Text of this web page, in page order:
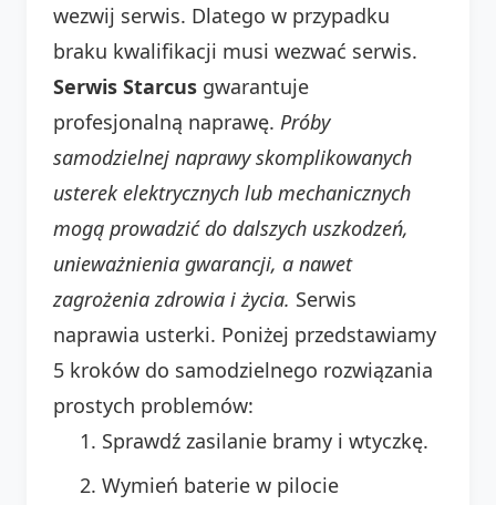
wezwij serwis. Dlatego w przypadku
braku kwalifikacji musi wezwać serwis.
Serwis Starcus gwarantuje
profesjonalną naprawę. Próby
samodzielnej naprawy skomplikowanych
usterek elektrycznych lub mechanicznych
mogą prowadzić do dalszych uszkodzeń,
unieważnienia gwarancji, a nawet
zagrożenia zdrowia i życia. Serwis
naprawia usterki. Poniżej przedstawiamy
5 kroków do samodzielnego rozwiązania
prostych problemów:
Sprawdź zasilanie bramy i wtyczkę.
Wymień baterie w pilocie